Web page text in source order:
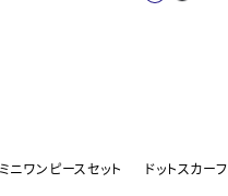
ニワンピースセット
ドットスカーフ